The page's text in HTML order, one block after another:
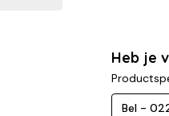
Heb je
Bel -